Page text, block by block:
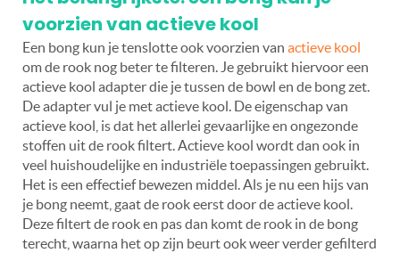
voorzien van actieve kool
Een bong kun je tenslotte ook voorzien van actieve kool
om de rook nog beter te filteren. Je gebruikt hiervoor een
actieve kool adapter die je tussen de bowl en de bong zet.
De adapter vul je met actieve kool. De eigenschap van
actieve kool, is dat het allerlei gevaarlijke en ongezonde
stoffen uit de rook filtert. Actieve kool wordt dan ook in
veel huishoudelijke en industriële toepassingen gebruikt.
Het is een effectief bewezen middel. Als je nu een hijs van
je bong neemt, gaat de rook eerst door de actieve kool.
Deze filtert de rook en pas dan komt de rook in de bong
terecht, waarna het op zijn beurt ook weer verder gefilterd